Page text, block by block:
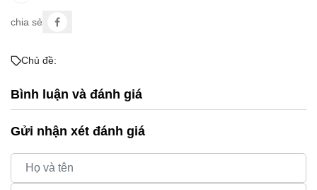
chia sẻ
Chủ đề:
Bình luận và đánh giá
Gửi nhận xét đánh giá